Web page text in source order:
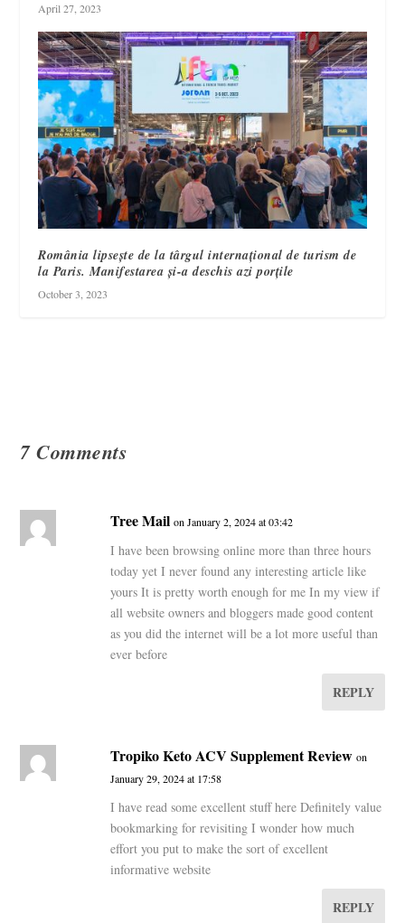
April 27, 2023
România lipsește de la târgul internațional de turism de
la Paris. Manifestarea și-a deschis azi porțile
October 3, 2023
7 Comments
Tree Mail on January 2, 2024 at 03:42
I have been browsing online more than three hours
today yet I never found any interesting article like
yours It is pretty worth enough for me In my view if
all website owners and bloggers made good content
as you did the internet will be a lot more useful than
ever before
REPLY
Tropiko Keto ACV Supplement Review on
January 29, 2024 at 17:58
I have read some excellent stuff here Definitely value
bookmarking for revisiting I wonder how much
effort you put to make the sort of excellent
informative website
REPLY